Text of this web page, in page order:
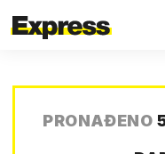
PRONAĐENO